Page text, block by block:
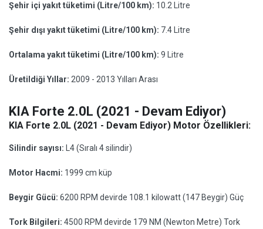
Şehir içi yakıt tüketimi (Litre/100 km): 10.2 Litre
Şehir dışı yakıt tüketimi (Litre/100 km): 7.4 Litre
Ortalama yakıt tüketimi (Litre/100 km): 9 Litre
Üretildiği Yıllar: 2009 - 2013 Yılları Arası
KIA Forte 2.0L (2021 - Devam Ediyor)
KIA Forte 2.0L (2021 - Devam Ediyor) Motor Özellikleri:
Silindir sayısı: L4 (Sıralı 4 silindir)
Motor Hacmi: 1999 cm küp
Beygir Gücü: 6200 RPM devirde 108.1 kilowatt (147 Beygir) Güç
Tork Bilgileri: 4500 RPM devirde 179 NM (Newton Metre) Tork